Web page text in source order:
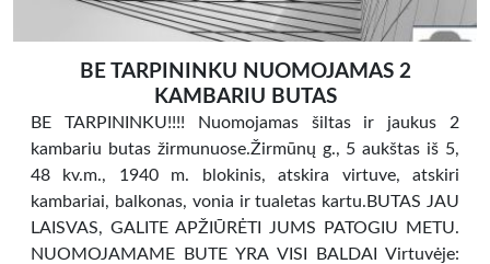
BE TARPININKU NUOMOJAMAS 2
KAMBARIU BUTAS
BE TARPININKU!!!! Nuomojamas šiltas ir jaukus 2
kambariu butas žirmunuose.Žirmūnų g., 5 aukštas iš 5,
48 kv.m., 1940 m. blokinis, atskira virtuve, atskiri
kambariai, balkonas, vonia ir tualetas kartu.BUTAS JAU
LAISVAS, GALITE APŽIŪRĖTI JUMS PATOGIU METU.
NUOMOJAMAME BUTE YRA VISI BALDAI Virtuvėje: